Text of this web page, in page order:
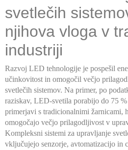
svetlečih
njihova vloga v
industriji
Razvoj LED tehnologije je pospešil
učinkovitost in omogočil večjo
svetlečih sistemov. Na primer, po
raziskav, LED-svetila porabijo do 75
primerjavi s tradicionalnimi žarnicami,
omogočajo večjo prilagodljivost v
Kompleksni sistemi za upravljanje
vključujejo senzorje, avtomatizacijo in